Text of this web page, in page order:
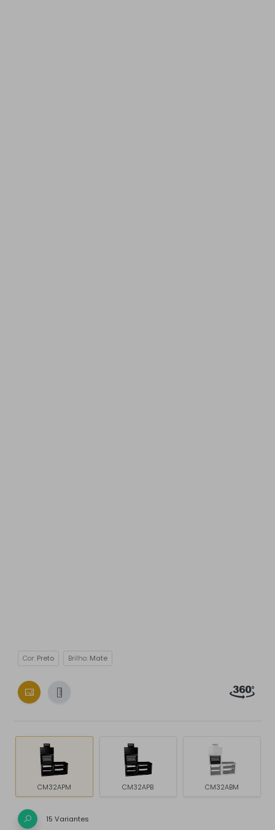
Cor: Preto Brilho: Mate
CM32APM CM32APB CM32ABM
15 Variantes